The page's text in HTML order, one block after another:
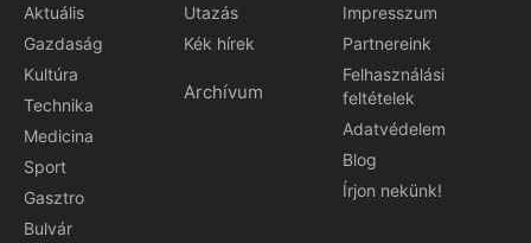
Aktuális
Gazdaság
Kultúra
Technika
Medicina
Sport
Gasztro
Bulvár
Utazás
Kék hírek
Archívum
Impresszum
Partnereink
Felhasználási
feltételek
Adatvédelem
Blog
Írjon nekünk!